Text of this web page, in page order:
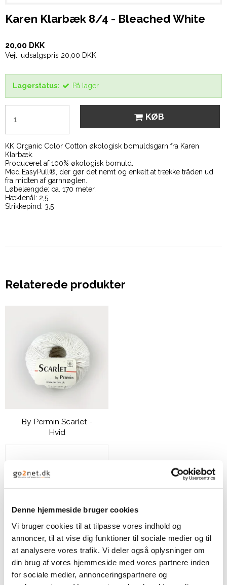
Denne hjemmeside bruger cookies
Vi bruger cookies til at tilpasse vores indhold og
annoncer, til at vise dig funktioner til sociale medier og til
at analysere vores trafik. Vi deler også oplysninger om
din brug af vores hjemmeside med vores partnere inden
for sociale medier, annonceringspartnere og
Karen Klarbæk 8/4 - Bleached White
20,00 DKK
Vejl. udsalgspris 20,00 DKK
Lagerstatus: På lager
KØB
KK Organic Color Cotton økologisk bomuldsgarn fra Karen
Klarbæk.
Produceret af 100% økologisk bomuld.
Med EasyPull®, der gør det nemt og enkelt at trække tråden ud
fra midten af garnnøglen.
Løbelængde: ca. 170 meter.
Hæklenål: 2,5
Strikkepind: 3,5
Relaterede produkter
By Permin Scarlet -
Hvid